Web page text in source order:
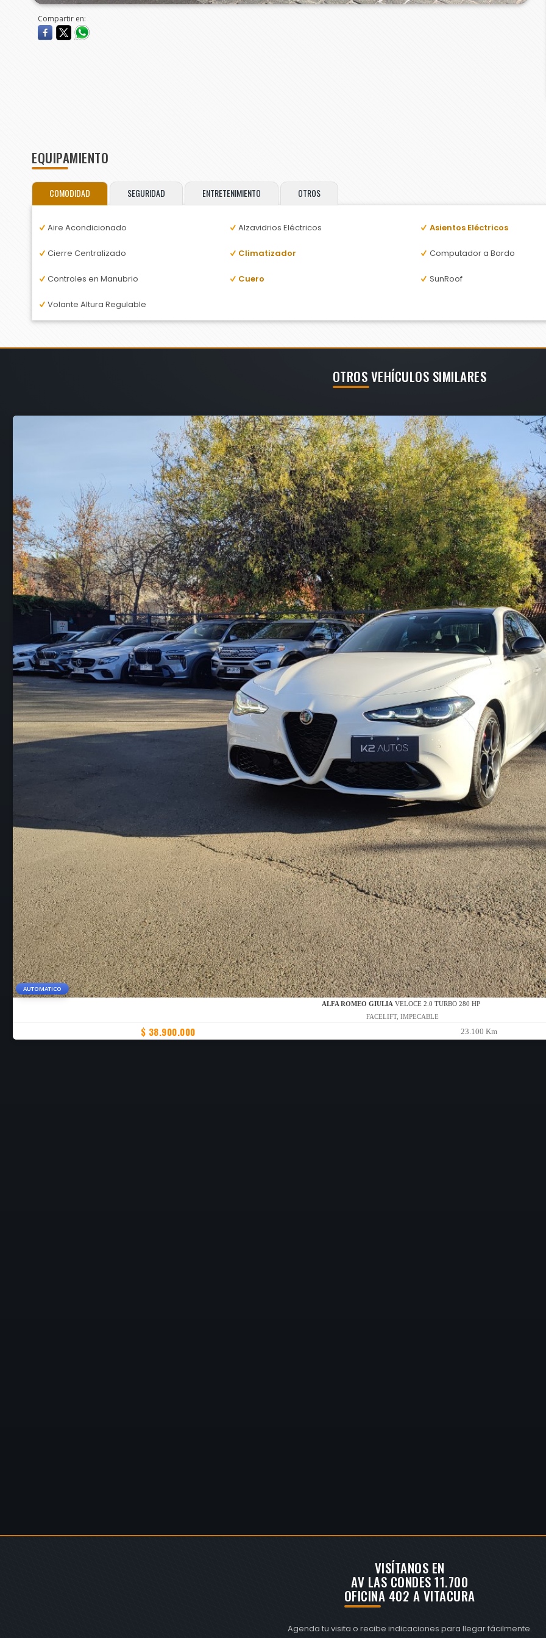
Compartir en:
EQUIPAMIENTO
COMODIDAD SEGURIDAD ENTRETENIMIENTO OTROS
Aire Acondicionado Alzavidrios Eléctricos Asientos Eléctricos
Cierre Centralizado Climatizador Computador a Bordo
Controles en Manubrio Cuero SunRoof
Volante Altura Regulable
OTROS VEHÍCULOS SIMILARES
AUTOMATICO
ALFA ROMEO GIULIA VELOCE 2.0 TURBO 280 HP
FACELIFT, IMPECABLE
$ 38.900.000 23.100 Km
VISÍTANOS EN
AV LAS CONDES 11.700
OFICINA 402 A VITACURA
Agenda tu visita o recibe indicaciones para llegar fácilmente.